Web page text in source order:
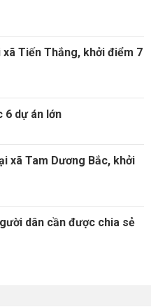
Tiến Thắng, khởi điểm 7
6 dự án lớn
xã Tam Dương Bắc, khởi
dân cần được chia sẻ